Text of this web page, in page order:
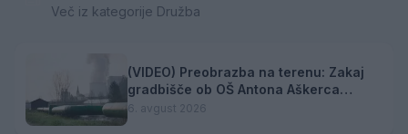
Več iz kategorije Družba
(VIDEO) Preobrazba na terenu: Zakaj
gradbišče ob OŠ Antona Aškerca
pomeni naložbo v prihodnost?
6. avgust 2026